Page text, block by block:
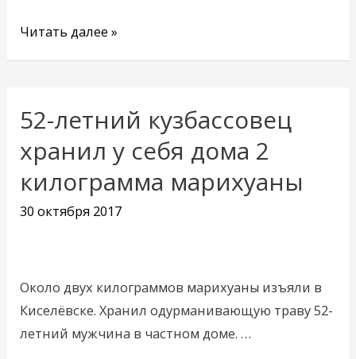
Читать далее »
52-летний кузбассовец
хранил у себя дома 2
килограмма марихуаны
30 октября 2017
Около двух килограммов марихуаны изъяли в
Киселёвске. Хранил одурманивающую траву 52-
летний мужчина в частном доме. …
52-
кузбассовец
хранил
у
килограмма